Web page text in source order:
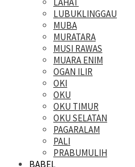
LUBUKLINGGAU
MUBA
MURATARA
MUSI RAWAS
MUARA ENIM
OGAN ILIR
OKI
OKU
OKU TIMUR
OKU SELATAN
PAGARALAM
PALI
PRABUMULIH
BABEL